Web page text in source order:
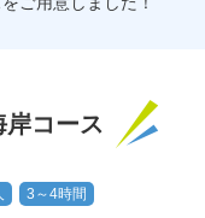
コース
3～4時間